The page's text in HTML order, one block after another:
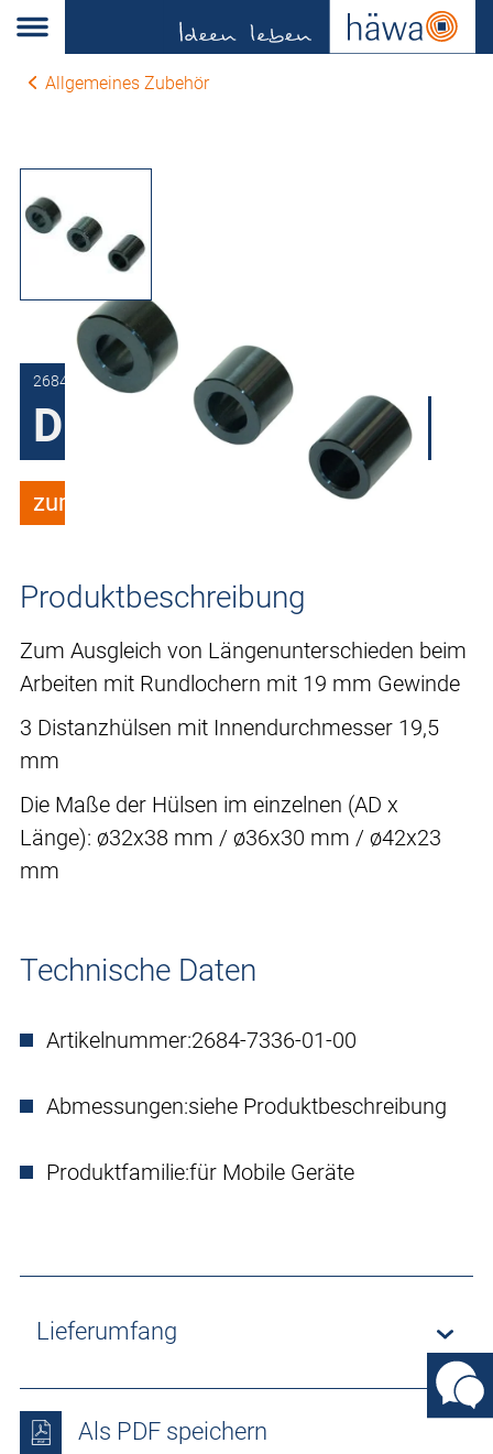
Allgemeines Zubehör
2684-7336-01-00
Distanzhülsensatz
zum Merkzettel hinzufügen
Produktbeschreibung
Zum Ausgleich von Längenunterschieden beim
Arbeiten mit Rundlochern mit 19 mm Gewinde
3 Distanzhülsen mit Innendurchmesser 19,5
mm
Die Maße der Hülsen im einzelnen (AD x
Länge): ø32x38 mm / ø36x30 mm / ø42x23
mm
Technische Daten
Artikelnummer:2684-7336-01-00
Abmessungen:siehe Produktbeschreibung
Produktfamilie:für Mobile Geräte
Lieferumfang
Als PDF speichern